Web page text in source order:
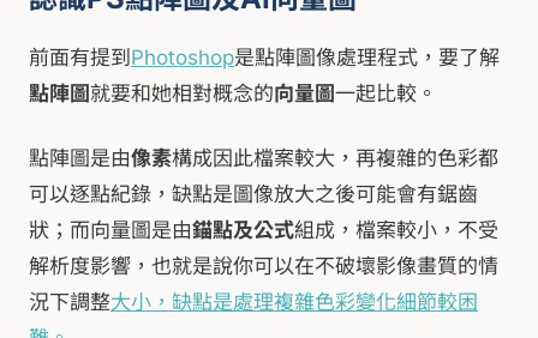
前面有提到 Photoshop是點陣圖像處理程式，要了解
點陣圖 就要和她相對概念的向量圖一起比較。
點陣圖是由像素構成因此檔案較大，再複雜的色彩都
可以逐點紀錄，缺點是圖像放大之後可能會有鋸齒
狀；而向量圖是由錨點及公式組成，檔案較小，不受
解析度影響，也就是說你可以在不破壞影像畫質的情
況下調整大小，缺點是處理複雜色彩變化細節較困